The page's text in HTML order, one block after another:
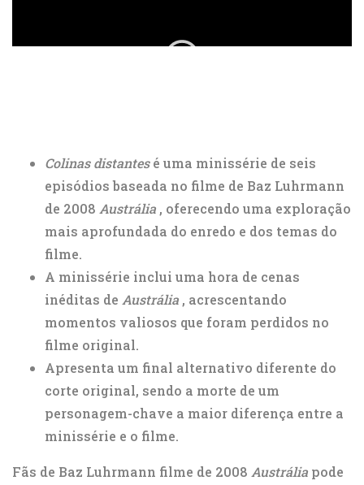
Colinas distantesé uma minissérie de seis
episódios baseada no filme de Baz Luhrmann
de 2008 Austrália , oferecendo uma exploração
mais aprofundada do enredo e dos temas do
filme.
A minissérie inclui uma hora de cenas
inéditas de Austrália , acrescentando
momentos valiosos que foram perdidos no
filme original.
Apresenta um final alternativo diferente do
corte original, sendo a morte de um
personagem-chave a maior diferença entre a
minissérie e o filme.
Fãs de Baz Luhrmann filme de 2008 Austrália pode